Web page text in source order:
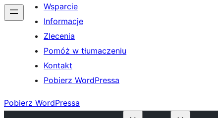
Wsparcie
Informacje
Zlecenia
Pomóż w tłumaczeniu
Kontakt
Pobierz WordPressa
Pobierz WordPressa